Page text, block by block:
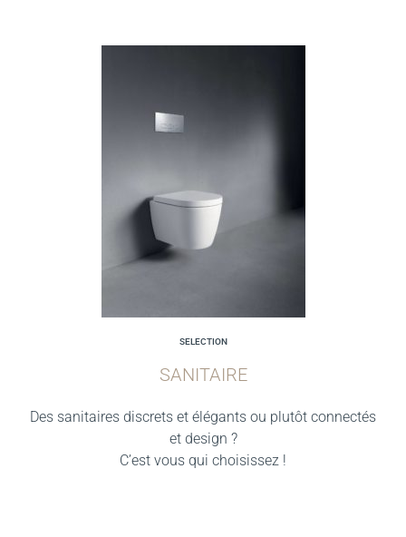
SELECTION
SANITAIRE
Des sanitaires discrets et élégants ou plutôt connectés
et design ?
C’est vous qui choisissez !